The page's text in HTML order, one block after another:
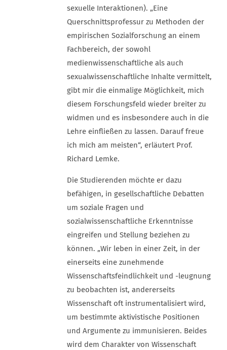
sexuelle Interaktionen). „Eine
Querschnittsprofessur zu Methoden der
empirischen Sozialforschung an einem
Fachbereich, der sowohl
medienwissenschaftliche als auch
sexualwissenschaftliche Inhalte vermittelt,
gibt mir die einmalige Möglichkeit, mich
diesem Forschungsfeld wieder breiter zu
widmen und es insbesondere auch in die
Lehre einfließen zu lassen. Darauf freue
ich mich am meisten“, erläutert Prof.
Richard Lemke.
Die Studierenden möchte er dazu
befähigen, in gesellschaftliche Debatten
um soziale Fragen und
sozialwissenschaftliche Erkenntnisse
eingreifen und Stellung beziehen zu
können. „Wir leben in einer Zeit, in der
einerseits eine zunehmende
Wissenschaftsfeindlichkeit und -leugnung
zu beobachten ist, andererseits
Wissenschaft oft instrumentalisiert wird,
um bestimmte aktivistische Positionen
und Argumente zu immunisieren. Beides
wird dem Charakter von Wissenschaft